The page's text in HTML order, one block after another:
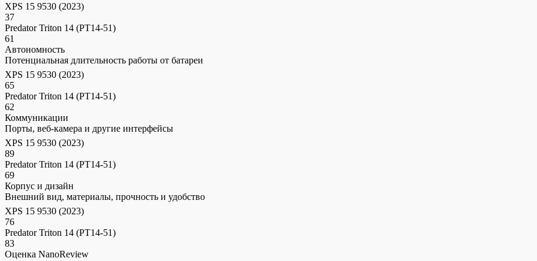
XPS 15 9530 (2023)
37
Predator Triton 14 (PT14-51)
61
Автономность
Потенциальная длительность работы от батареи
XPS 15 9530 (2023)
65
Predator Triton 14 (PT14-51)
62
Коммуникации
Порты, веб-камера и другие интерфейсы
XPS 15 9530 (2023)
89
Predator Triton 14 (PT14-51)
69
Корпус и дизайн
Внешний вид, материалы, прочность и удобство
XPS 15 9530 (2023)
76
Predator Triton 14 (PT14-51)
83
Оценка NanoReview